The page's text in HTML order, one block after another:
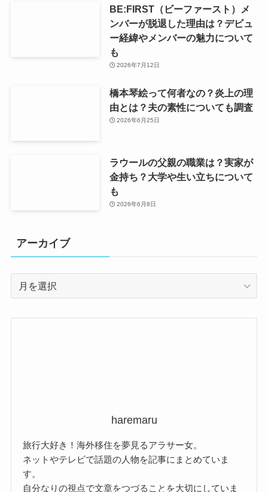
BE:FIRST（ビーファースト）メ
ンバーが脱退した理由は？デビュ
ー経緯やメンバーの魅力について
も
2026年7月12日
橋本琴絵って何者なの？炎上の理
由とは？夫の素性についても調査
2026年6月25日
ラウールの父親の職業は？実家が
金持ち？大学や生い立ちについて
も
2026年6月8日
アーカイブ
haremaru
旅行大好き！海外移住を夢見るアラサー女。
ネットやテレビで話題の人物を記事にまとめていま
す。
自分なりの視点で文章をつづることを大切にしていま